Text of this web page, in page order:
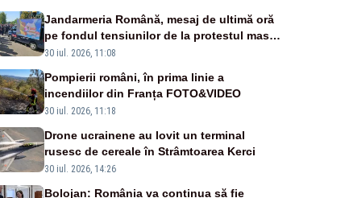
Jandarmeria Română, mesaj de ultimă oră
pe fondul tensiunilor de la protestul masiv
al fermierilor - VIDEO
30 iul. 2026, 11:08
Pompierii români, în prima linie a
incendiilor din Franța FOTO&VIDEO
30 iul. 2026, 11:18
Drone ucrainene au lovit un terminal
rusesc de cereale în Strâmtoarea Kerci
30 iul. 2026, 14:26
Bolojan: România va continua să fie